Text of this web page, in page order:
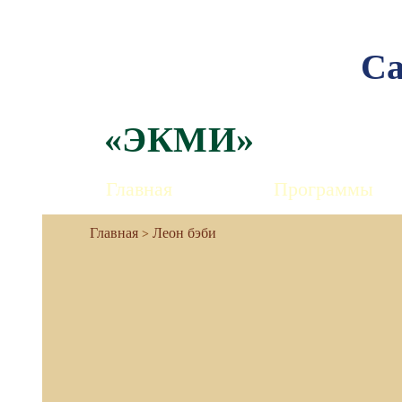
«ЭКМИ»
Главная Программы
Леон бэби